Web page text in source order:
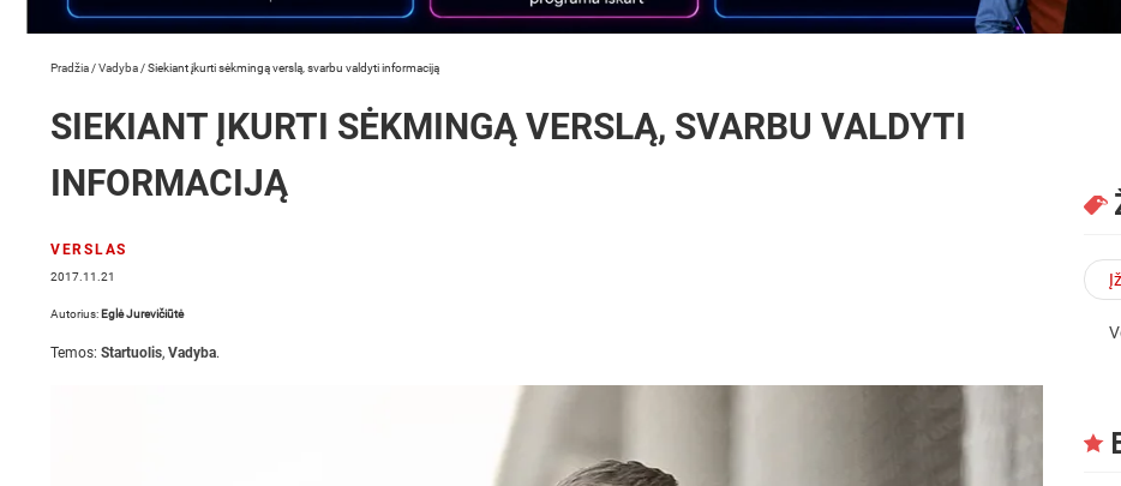
Pradžia /Vadyba /Siekiant įkurti sėkmingą verslą, svarbu valdyti informaciją
SIEKIANT ĮKURTI SĖKMINGĄ VERSLĄ, SVARBU VALDYTI
INFORMACIJĄ
VERSLAS
2017.11.21
Autorius: Eglė Jurevičiūtė
Temos: Startuolis, Vadyba.